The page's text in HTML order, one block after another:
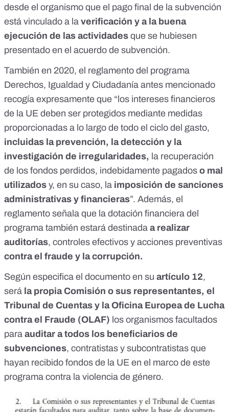
desde el organismo que el pago final de la subvención
está vinculado a la verificación y a la buena
ejecución de las actividades que se hubiesen
presentado en el acuerdo de subvención.
También en 2020, el reglamento del programa
Derechos, Igualdad y Ciudadanía antes mencionado
recogía expresamente que “los intereses financieros
de la UE deben ser protegidos mediante medidas
proporcionadas a lo largo de todo el ciclo del gasto,
incluidas la prevención, la detección y la
investigación de irregularidades, la recuperación
de los fondos perdidos, indebidamente pagados o mal
utilizados y, en su caso, la imposición de sanciones
administrativas y financieras”. Además, el
reglamento señala que la dotación financiera del
programa también estará destinada a realizar
auditorías, controles efectivos y acciones preventivas
contra el fraude y la corrupción.
Según especifica el documento en su artículo 12,
será la propia Comisión o sus representantes, el
Tribunal de Cuentas y la Oficina Europea de Lucha
contra el Fraude (OLAF) los organismos facultados
para auditar a todos los beneficiarios de
subvenciones, contratistas y subcontratistas que
hayan recibido fondos de la UE en el marco de este
programa contra la violencia de género.